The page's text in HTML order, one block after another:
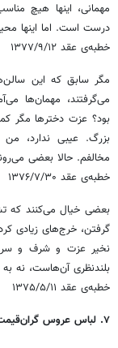
مهمانی، اینها هیچ
درست است. اما اینها
خطبه‌ی عقد ۱۳۷۷/۹/۱۲
مگر سابق که این
می‌گرفتند، مهمان‌ها
بود؟ عزت دخترها مگر
بزرگ. عیبی ندارد،
مخالفم. حالا بعضی
خطبه‌ی عقد ۱۳۷۶/۷/۳۰
بعضی خیال می‌کنند که
گرفتن، خرج‌های زیادی
نخیر عزت و شرف و
بلندنظری آن‌هاست، نه
خطبه‌ی عقد ۱۳۷۵/۵/۱۱
۷. لباس عروس گران‌قیمت